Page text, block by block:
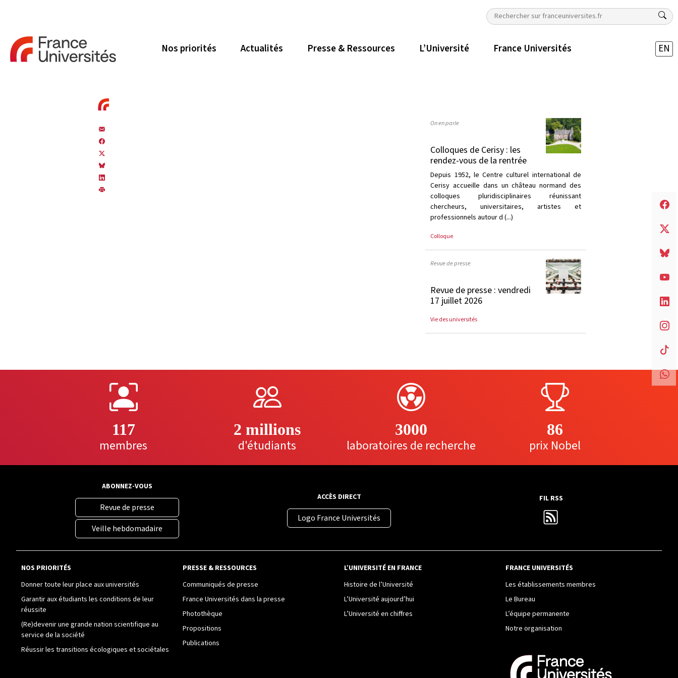
Nos priorités Actualités Presse & Ressources L’Université France Universités EN
On en parle
Colloques de Cerisy : les
rendez-vous de la rentrée
Depuis 1952, le Centre culturel international de
Cerisy accueille dans un château normand des
colloques pluridisciplinaires réunissant
chercheurs, universitaires, artistes et
professionnels autour d (...)
Colloque
Revue de presse
Revue de presse : vendredi
17 juillet 2026
Vie des universités
117
membres
2 millions
d'étudiants
3000
laboratoires de recherche
86
prix Nobel
ABONNEZ-VOUS
Revue de presse
Veille hebdomadaire
ACCÈS DIRECT
Logo France Universités
FIL RSS
NOS PRIORITÉS
Donner toute leur place aux universités
Garantir aux étudiants les conditions de leur
réussite
(Re)devenir une grande nation scientifique au
service de la société
Réussir les transitions écologiques et sociétales
PRESSE & RESSOURCES
Communiqués de presse
France Universités dans la presse
Photothèque
Propositions
Publications
L’UNIVERSITÉ EN FRANCE
Histoire de l’Université
L’Université aujourd’hui
L’Université en chiffres
FRANCE UNIVERSITÉS
Les établissements membres
Le Bureau
L’équipe permanente
Notre organisation